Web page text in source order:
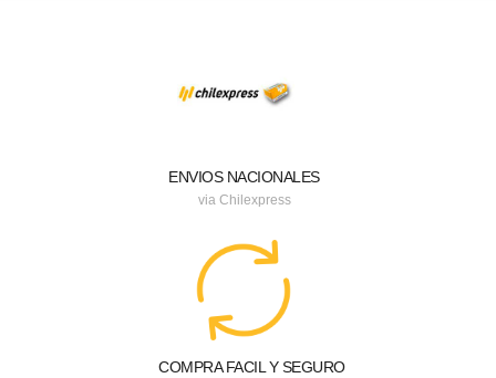
ENVIOS NACIONALES
via Chilexpress
COMPRA FACIL Y SEGURO